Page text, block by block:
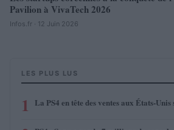
Pavilion à VivaTech 2026
Infos.fr · 12 Juin 2026
LES PLUS LUS
1 La PS4 en tête des ventes aux États-